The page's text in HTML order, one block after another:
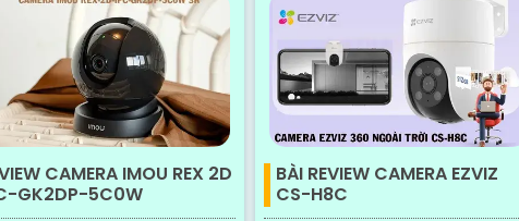
CAMERA IMOU REX 2D
GK2DP-5C0W
BÀI REVIEW CAMERA EZVIZ
CS-H8C